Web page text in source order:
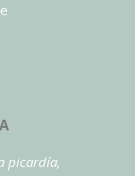
picardía,